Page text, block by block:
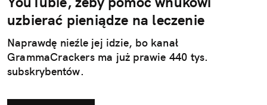
uzbierać pieniądze na leczenie
Naprawdę nieźle jej idzie, bo kanał
GrammaCrackers ma już prawie 440 tys.
subskrybentów.